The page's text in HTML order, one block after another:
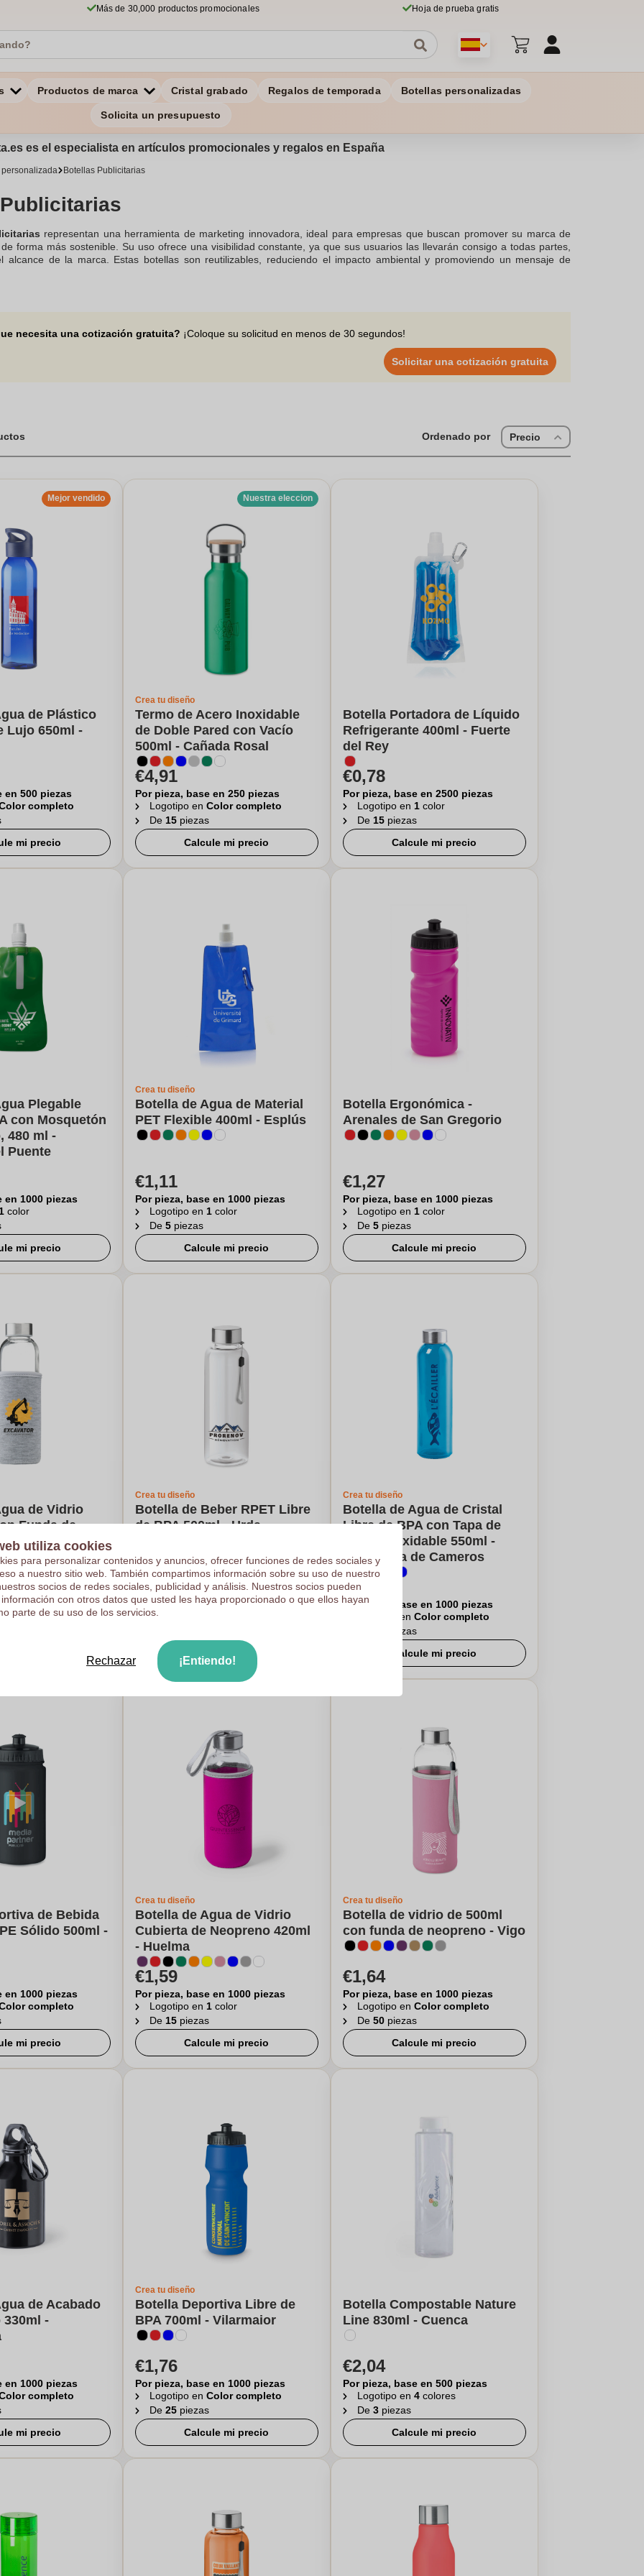
Más de 30,000 productos promocionales Hoja de prueba gratis
Productos de marca Cristal grabado Regalos de temporada Botellas personalizadas
Solicita un presupuesto
es el especialista en artículos promocionales y regalos en España
personalizada Botellas Publicitarias
representan una herramienta de marketing innovadora, ideal para empresas que buscan promover su marca de
forma más sostenible. Su uso ofrece una visibilidad constante, ya que sus usuarios las llevarán consigo a todas partes,
alcance de la marca. Estas botellas son reutilizables, reduciendo el impacto ambiental y promoviendo un mensaje de
regalos promocionales o como parte de estrategias de merchandising, combinando funcionalidad con publicidad
ofrece un regalo publicitario que combina utilidad y originalidad. Las
la visibilidad de tu empresa, tanto para clientes reales o potenciales, trabajadores o socios: como
a cualquier audiencia o público.
necesita una cotización gratuita? ¡Coloque su solicitud en menos de 30 segundos!
Solicitar una cotización gratuita
Ordenado por Precio
Mejor vendido
de Plástico
Lujo 650ml -
en 500 piezas
completo
mi precio
Nuestra eleccion
Crea tu diseño
Termo de Acero Inoxidable
de Doble Pared con Vacío
500ml - Cañada Rosal
€4,91
Por pieza, base en 250 piezas
Logotipo en Color completo
De 15 piezas
Calcule mi precio
Botella Portadora de Líquido
Refrigerante 400ml - Fuerte
del Rey
€0,78
Por pieza, base en 2500 piezas
Logotipo en 1 color
De 15 piezas
Calcule mi precio
Plegable
con Mosquetón
480 ml -
Puente
en 1000 piezas
1 color
mi precio
Crea tu diseño
Botella de Agua de Material
PET Flexible 400ml - Esplús
€1,11
Por pieza, base en 1000 piezas
Logotipo en 1 color
De 5 piezas
Calcule mi precio
Botella Ergonómica -
Arenales de San Gregorio
€1,27
Por pieza, base en 1000 piezas
Logotipo en 1 color
De 5 piezas
Calcule mi precio
de Vidrio
Funda de
- Escañuela
en 1000 piezas
color
Crea tu diseño
Botella de Beber RPET Libre
de BPA 500ml - Urda
€1,49
Por pieza, base en 1000 piezas
Logotipo en
Calcule mi precio
Crea tu diseño
Botella de Agua de Cristal
Libre de BPA con Tapa de
Acero Inoxidable 550ml -
Villanueva de Cameros
€1,52
Por pieza, base en 1000 piezas
Logotipo en Color completo
piezas
Calcule mi precio
de Bebida
Sólido 500ml -
en 1000 piezas
completo
mi precio
Crea tu diseño
Botella de Agua de Vidrio
Cubierta de Neopreno 420ml
- Huelma
€1,59
Por pieza, base en 1000 piezas
Logotipo en 1 color
De 15 piezas
Calcule mi precio
Crea tu diseño
Botella de vidrio de 500ml
con funda de neopreno - Vigo
€1,64
Por pieza, base en 1000 piezas
Logotipo en Color completo
De 50 piezas
Calcule mi precio
de Acabado
-
en 1000 piezas
completo
mi precio
Crea tu diseño
Botella Deportiva Libre de
BPA 700ml - Vilarmaior
€1,76
Por pieza, base en 1000 piezas
Logotipo en Color completo
De 25 piezas
Calcule mi precio
Botella Compostable Nature
Line 830ml - Cuenca
€2,04
Por pieza, base en 500 piezas
Logotipo en 4 colores
De 3 piezas
Calcule mi precio
utiliza cookies
para personalizar contenidos y anuncios, ofrecer funciones de redes sociales y
a nuestro sitio web. También compartimos información sobre su uso de nuestro
socios de redes sociales, publicidad y análisis. Nuestros socios pueden
con otros datos que usted les haya proporcionado o que ellos hayan
parte de su uso de los servicios.
Rechazar ¡Entiendo!